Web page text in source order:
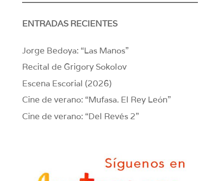
ENTRADAS RECIENTES
Jorge Bedoya: “Las Manos”
Recital de Grigory Sokolov
Escena Escorial (2026)
Cine de verano: “Mufasa. El Rey León”
Cine de verano: “Del Revés 2”